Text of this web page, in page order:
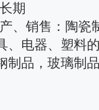
期
销售：陶瓷
、电器、塑料
制品，玻璃制